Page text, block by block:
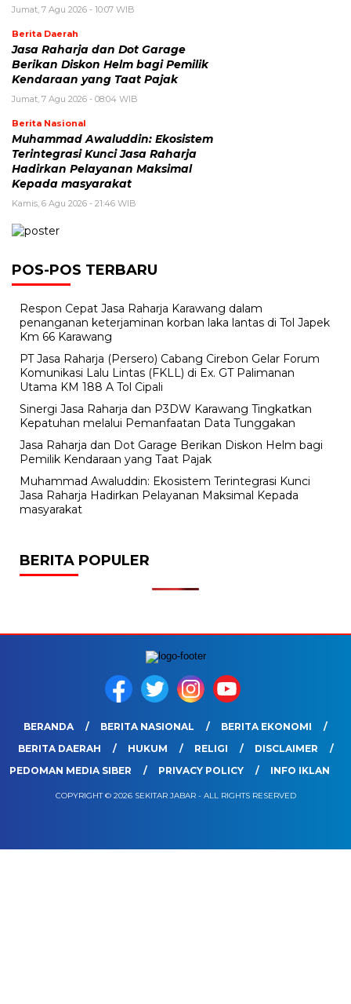
Jumat, 7 Agu 2026 - 10:07 WIB
Berita Daerah
Jasa Raharja dan Dot Garage
Berikan Diskon Helm bagi Pemilik
Kendaraan yang Taat Pajak
Jumat, 7 Agu 2026 - 08:04 WIB
Berita Nasional
Muhammad Awaluddin: Ekosistem
Terintegrasi Kunci Jasa Raharja
Hadirkan Pelayanan Maksimal
Kepada masyarakat
Kamis, 6 Agu 2026 - 21:46 WIB
POS-POS TERBARU
Respon Cepat Jasa Raharja Karawang dalam
penanganan keterjaminan korban laka lantas di Tol Japek
Km 66 Karawang
PT Jasa Raharja (Persero) Cabang Cirebon Gelar Forum
Komunikasi Lalu Lintas (FKLL) di Ex. GT Palimanan
Utama KM 188 A Tol Cipali
Sinergi Jasa Raharja dan P3DW Karawang Tingkatkan
Kepatuhan melalui Pemanfaatan Data Tunggakan
Jasa Raharja dan Dot Garage Berikan Diskon Helm bagi
Pemilik Kendaraan yang Taat Pajak
Muhammad Awaluddin: Ekosistem Terintegrasi Kunci
Jasa Raharja Hadirkan Pelayanan Maksimal Kepada
masyarakat
BERITA POPULER
BERANDA BERITA NASIONAL
BERITA EKONOMI
BERITA DAERAH
HUKUM RELIGI
DISCLAIMER
PEDOMAN MEDIA SIBER
PRIVACY POLICY INFO IKLAN
COPYRIGHT © 2026 SEKITAR JABAR - ALL RIGHTS RESERVED